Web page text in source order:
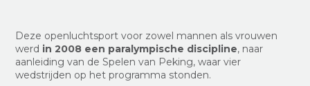
Deze openluchtsport voor zowel mannen als vrouwen
werd in 2008 een paralympische discipline, naar
aanleiding van de Spelen van Peking, waar vier
wedstrijden op het programma stonden.